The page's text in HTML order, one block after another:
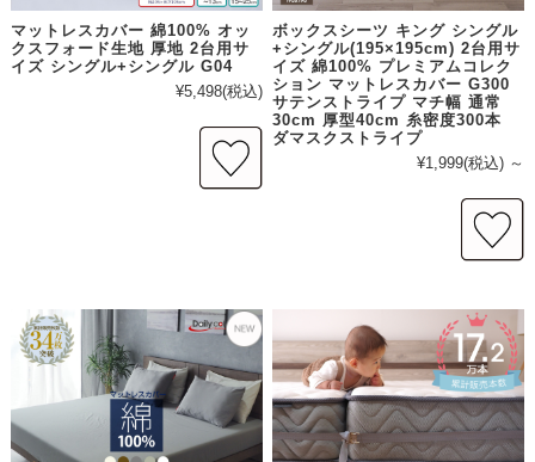
マットレスカバー 綿100% オッ
クスフォード生地 厚地 2台用サ
イズ シングル+シングル G04
¥5,498(税込)
ボックスシーツ キング シングル
+シングル(195×195cm) 2台用サ
イズ 綿100% プレミアムコレク
ション マットレスカバー G300
サテンストライプ マチ幅 通常
30cm 厚型40cm 糸密度300本
ダマスクストライプ
¥1,999(税込) ～